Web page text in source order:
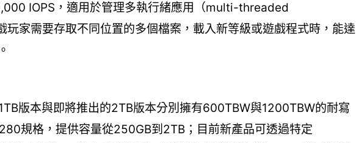
IOPS，適用於管理多執行緒應用（multi-threaded
家需要存取不同位置的多個檔案，載入新等級或遊戲程式時，能達
版本與即將推出的2TB版本分別擁有600TBW與1200TBW的耐寫
規格，提供容量從250GB到2TB；目前新產品可透過特定